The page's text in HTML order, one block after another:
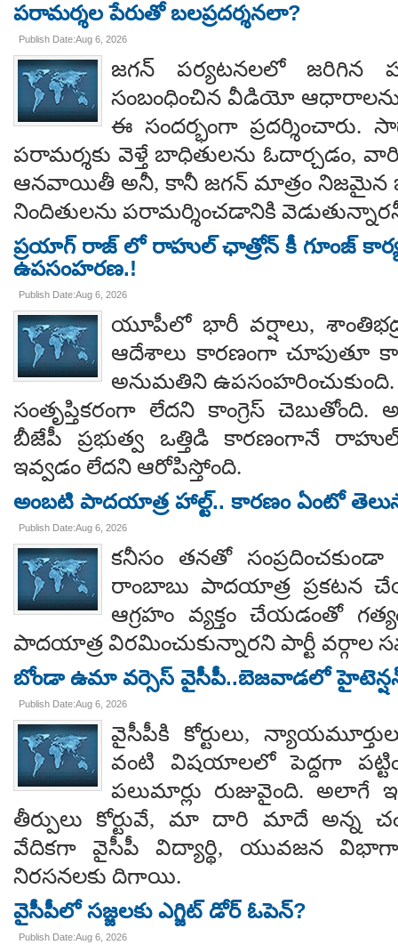
పరామర్శల పేరుతో బలప్రదర్శనలా?
Publish Date:Aug 6, 2026
జగన్ పర్యటనలలో జరిగిన
సంబంధించిన వీడియో
ఈ సందర్భంగా
పరామర్శకు వెళ్తే బాధితులను ఓదార్చడం,
ఆనవాయితీ అనీ, కానీ జగన్ మాత్రం నిజమైన
నిందితులను పరామర్శించడానికి
ప్రయాగ్ రాజ్ లో రాహుల్ ఛాత్రోన్ కీ గూంజ్
ఉపసంహరణ.!
Publish Date:Aug 6, 2026
యూపీలో భారీ వర్షాలు,
ఆదేశాలు కారణంగా చూపుతూ
అనుమతిని
సంతృప్తికరంగా లేదని కాంగ్రెస్ చెబుతోంది.
బీజేపీ ప్రభుత్వ ఒత్తిడి కారణంగానే
ఇవ్వడం లేదని ఆరోపిస్తోంది.
అంబటి పాదయాత్ర హాల్ట్.. కారణం ఏంటో
Publish Date:Aug 6, 2026
కనీసం తనతో సంప్రదించకుండా
రాంబాబు పాదయాత్ర ప్రకటన
ఆగ్రహం వ్యక్తం చేయడంతో
పాదయాత్ర విరమించుకున్నారని పార్టీ వర్గాల
బోండా ఉమా వర్సెస్ వైసీపీ..బెజవాడలో
Publish Date:Aug 6, 2026
వైసీపీకి కోర్టులు,
వంటి విషయాలలో పెద్దగా
పలుమార్లు రుజువైంది. అలాగే
తీర్పులు కోర్టువే, మా దారి మాదే అన్న
వేదికగా వైసీపీ విద్యార్థి, యువజన
నిరసనలకు దిగాయి.
వైసీపీలో సజ్జలకు ఎగ్జిట్ డోర్ ఓపెన్?
Publish Date:Aug 6, 2026